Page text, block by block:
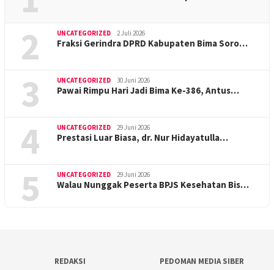
2 UNCATEGORIZED 2 Juli 2026
Fraksi Gerindra DPRD Kabupaten Bima Soro…
3 UNCATEGORIZED 30 Juni 2026
Pawai Rimpu Hari Jadi Bima Ke-386, Antus…
4 UNCATEGORIZED 29 Juni 2026
Prestasi Luar Biasa, dr. Nur Hidayatulla…
5 UNCATEGORIZED 29 Juni 2026
Walau Nunggak Peserta BPJS Kesehatan Bis…
REDAKSI PEDOMAN MEDIA SIBER